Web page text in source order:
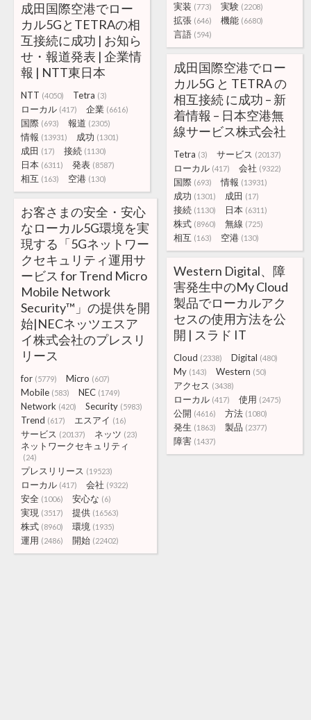
実装 (773) 実験 (2208)
拡張 (646) 機能 (6680)
言語 (594)
成田国際空港でロー
カル5GとTETRAの相
互接続に成功 | お知ら
せ・報道発表 | 企業情
報 | NTT東日本
NTT (4050) Tetra (3)
ローカル (417) 企業 (6616)
国際 (693) 報道 (2305)
情報 (13931) 成功 (1301)
成田 (17) 接続 (1130)
日本 (6311) 発表 (8587)
相互 (163) 空港 (130)
成田国際空港でロー
カル5G と TETRA の
相互接続 に成功 – 新
着情報 – 日本空港無
線サービス株式会社
Tetra (3) サービス (20137)
ローカル (417) 会社 (9322)
国際 (693) 情報 (13931)
成功 (1301) 成田 (17)
接続 (1130) 日本 (6311)
株式 (8960) 無線 (725)
相互 (163) 空港 (130)
お客さまの安全・安心
なローカル5G環境を実
現する「5Gネットワー
クセキュリティ運用サ
ービス for Trend Micro
Mobile Network
Security™」の提供を開
始|NECネッツエスア
イ株式会社のプレスリ
リース
for (5779) Micro (607)
Mobile (583) NEC (1749)
Network (420) Security (5983)
Trend (617) エスアイ (16)
サービス (20137) ネッツ (23)
ネットワークセキュリティ
(24)
プレスリリース (19523)
ローカル (417) 会社 (9322)
安全 (1006) 安心な (6)
実現 (3517) 提供 (16563)
株式 (8960) 環境 (1935)
運用 (2486) 開始 (22402)
Western Digital、障
害発生中のMy Cloud
製品でローカルアク
セスの使用方法を公
開 | スラド IT
Cloud (2338) Digital (480)
My (143) Western (50)
アクセス (3438)
ローカル (417) 使用 (2475)
公開 (4616) 方法 (1080)
発生 (1863) 製品 (2377)
障害 (1437)